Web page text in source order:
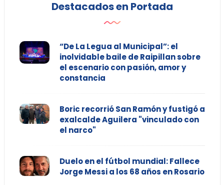
Destacados en Portada
“De La Legua al Municipal”: el
inolvidable baile de Raipillan sobre
el escenario con pasión, amor y
constancia
Boric recorrió San Ramón y fustigó a
exalcalde Aguilera "vinculado con
el narco"
Duelo en el fútbol mundial: Fallece
Jorge Messi a los 68 años en Rosario